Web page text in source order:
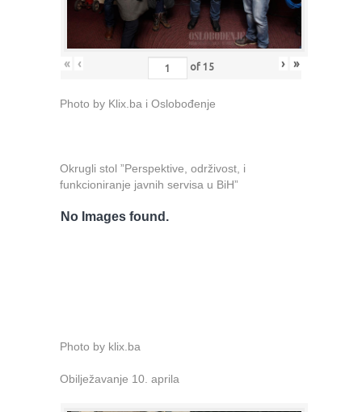
« ‹ of 15 › »
Photo by Klix.ba i Oslobođenje
Okrugli stol ”Perspektive, održivost, i
funkcioniranje javnih servisa u BiH”
No Images found.
Photo by klix.ba
Obilježavanje 10. aprila